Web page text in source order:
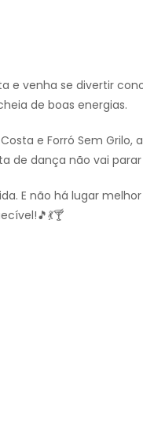
e venha se divertir
de boas energias.
e Forró Sem Grilo,
de dança não vai
E não há lugar